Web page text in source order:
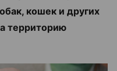
кошек и других
территорию